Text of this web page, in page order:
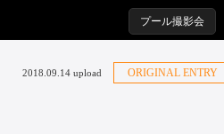
プール撮影会
2018.09.14 upload ORIGINAL ENTRY